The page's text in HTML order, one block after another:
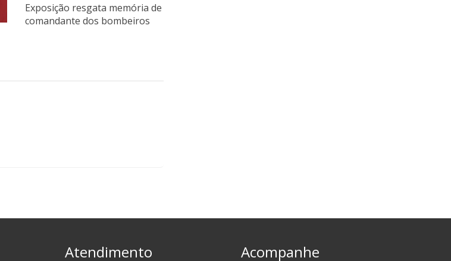
Exposição resgata memória de
comandante dos bombeiros
Atendimento Acompanhe